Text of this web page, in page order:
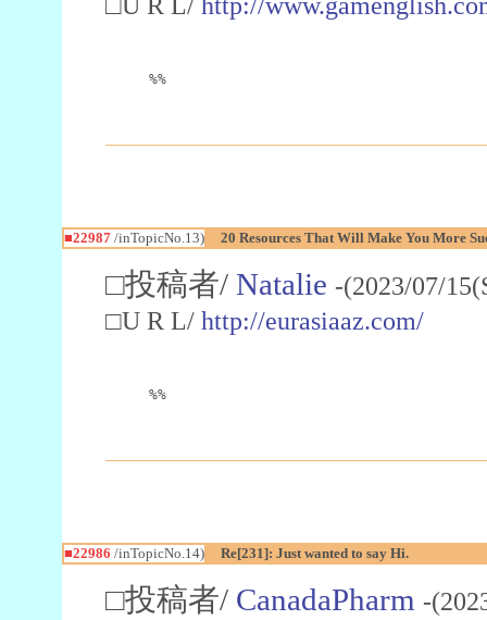
%%
■22987/inTopicNo.13) 20 Resources That Will Make You More
□投稿者/ Natalie -(2023/07/
□U R L/ http://eurasiaaz.com/
%%
■22986 /inTopicNo.14) Re[231]: Just wanted to say Hi.
□投稿者/ CanadaPharm -